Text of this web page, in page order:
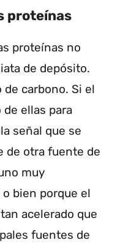
proteínas
proteínas no
de depósito.
carbono. Si el
ellas para
señal que se
de otra fuente de
muy
bien porque el
acelerado que
fuentes de